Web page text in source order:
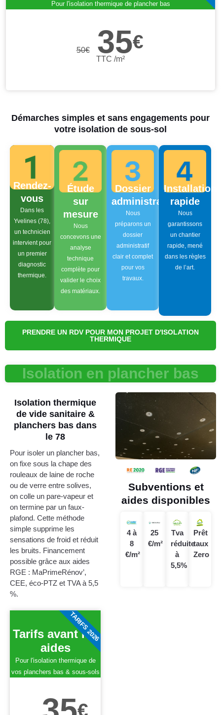
Pour l'isolation thermique de plancher bas
50€ 35€
TTC /m²
Démarches simples et sans engagements pour
votre isolation de sous-sol
Rendez-
vous
Dans les
Yvelines (78),
un technicien
intervient pour
un premier
diagnostic
thermique.
Étude
sur
mesure
Nous
concevons une
analyse
technique
complète pour
valider le choix
des matériaux.
Dossier
administratif
Nous
préparons un
dossier
administratif
clair et complet
pour vos
travaux.
Installation
rapide
Nous
garantissons
un chantier
rapide, mené
dans les règles
de l’art.
PRENDRE UN RDV POUR MON PROJET D'ISOLATION
THERMIQUE
Isolation en plancher bas
Isolation thermique
de vide sanitaire &
planchers bas dans
le 78
Pour isoler un plancher bas,
on fixe sous la chape des
rouleaux de laine de roche
ou de verre entre solives,
on colle un pare-vapeur et
on termine par un faux-
plafond. Cette méthode
simple supprime les
sensations de froid et réduit
les bruits. Financement
possible grâce aux aides
RGE : MaPrimeRénov’,
CEE, éco-PTZ et TVA à 5,5
%.
Tarifs avant les
aides
Pour l'isolation thermique de
vos planchers bas & sous-sols
€
TARIFS 2026
Subventions et
aides disponibles
4 à
8
€/m²
25
€/m²
Tva
réduite
à
5,5%
Prêt
taux
Zero